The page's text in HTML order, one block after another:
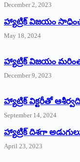
December 2, 2023
హ్యాట్రిక్‌ విజయం
May 18, 2024
హ్యాట్రిక్ విజయం
December 9, 2023
హ్యాట్రిక్‌ ‌విక్టరీతో
September 14, 2024
‌హ్యాట్రిక్‌ ‌దిశగా
April 23, 2023